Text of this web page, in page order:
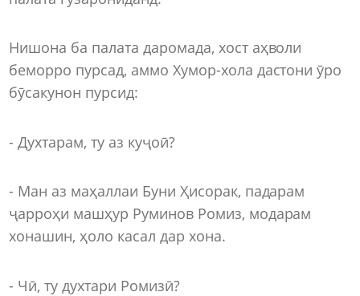
Нишона ба палата даромада, хост аҳволи
беморро пурсад, аммо Хумор-хола дастони ӯро
бӯсакунон пурсид:
- Духтарам, ту аз куҷоӣ?
- Ман аз маҳаллаи Буни Ҳисорак, падарам
ҷарроҳи машҳур Руминов Ромиз, модарам
хонашин, ҳоло касал дар хона.
- Чӣ, ту духтари Ромизӣ?